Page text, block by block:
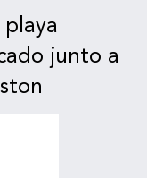
junto a